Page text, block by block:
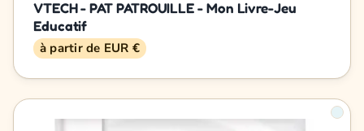
VTECH - PAT PATROUILLE - Mon Livre-Jeu
Educatif
à partir de EUR €